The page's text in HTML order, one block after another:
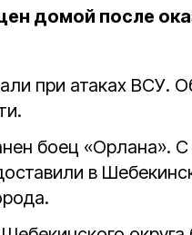
домой после
при атаках ВСУ.
боец «Орлана».
в